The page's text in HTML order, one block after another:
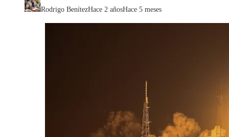
Rodrigo BenítezHace 2 añosHace 5 meses